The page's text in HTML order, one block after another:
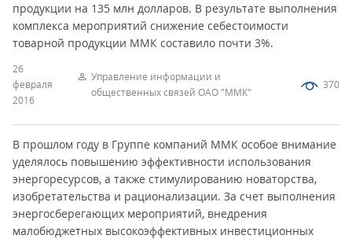
26
февраля
2016
Управление информации и
общественных связей ОАО "ММК"
370
продукции на 135 млн долларов. В результате выполнения
комплекса мероприятий снижение себестоимости
товарной продукции ММК составило почти 3%.
В прошлом году в Группе компаний ММК особое внимание
уделялось повышению эффективности использования
энергоресурсов, а также стимулированию новаторства,
изобретательства и рационализации. За счет выполнения
энергосберегающих мероприятий, внедрения
малобюджетных высокоэффективных инвестиционных